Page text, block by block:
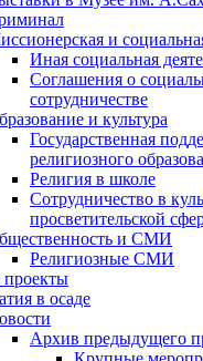
и
Иная социальная
Соглашения о
сотрудничестве
и культура
Государственная
религиозного
Религия в школе
Сотрудничество в
просветительской
и СМИ
Религиозные СМИ
в осаде
Архив предыдущего